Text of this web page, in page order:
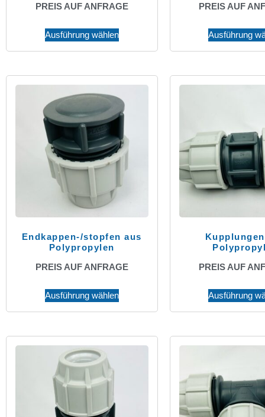
PREIS AUF ANFRAGE
Ausführung wählen
PREIS AUF
Ausführung
Endkappen-/stopfen aus
Polypropylen
PREIS AUF ANFRAGE
Ausführung wählen
PREIS AUF
Ausführung